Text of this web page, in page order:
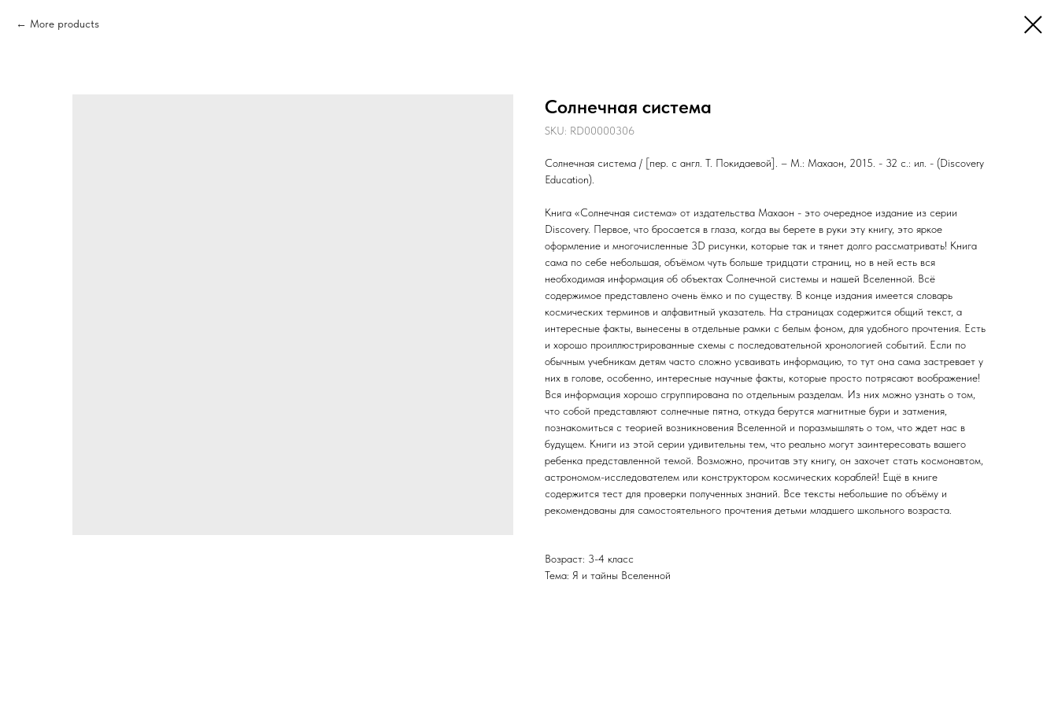
More products
Солнечная система
SKU: RD00000306
Солнечная система / [пер. с англ. Т. Покидаевой]. – М.: Махаон, 2015. - 32 с.: ил. - (Discovery
Education).
Книга «Солнечная система» от издательства Махаон - это очередное издание из серии
Discovery. Первое, что бросается в глаза, когда вы берете в руки эту книгу, это яркое
оформление и многочисленные 3D рисунки, которые так и тянет долго рассматривать! Книга
сама по себе небольшая, объёмом чуть больше тридцати страниц, но в ней есть вся
необходимая информация об объектах Солнечной системы и нашей Вселенной. Всё
содержимое представлено очень ёмко и по существу. В конце издания имеется словарь
космических терминов и алфавитный указатель. На страницах содержится общий текст, а
интересные факты, вынесены в отдельные рамки с белым фоном, для удобного прочтения. Есть
и хорошо проиллюстрированные схемы с последовательной хронологией событий. Если по
обычным учебникам детям часто сложно усваивать информацию, то тут она сама застревает у
них в голове, особенно, интересные научные факты, которые просто потрясают воображение!
Вся информация хорошо сгруппирована по отдельным разделам. Из них можно узнать о том,
что собой представляют солнечные пятна, откуда берутся магнитные бури и затмения,
познакомиться с теорией возникновения Вселенной и поразмышлять о том, что ждет нас в
будущем. Книги из этой серии удивительны тем, что реально могут заинтересовать вашего
ребенка представленной темой. Возможно, прочитав эту книгу, он захочет стать космонавтом,
астрономом-исследователем или конструктором космических кораблей! Ещё в книге
содержится тест для проверки полученных знаний. Все тексты небольшие по объёму и
рекомендованы для самостоятельного прочтения детьми младшего школьного возраста.
Возраст: 3-4 класс
Тема: Я и тайны Вселенной